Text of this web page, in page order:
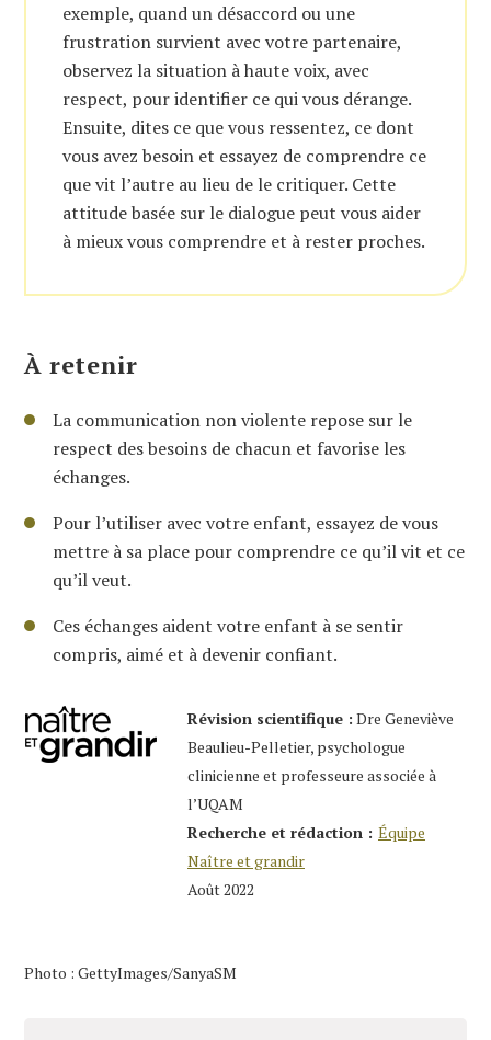
exemple, quand un désaccord ou une
frustration survient avec votre partenaire,
observez la situation à haute voix, avec
respect, pour identifier ce qui vous dérange.
Ensuite, dites ce que vous ressentez, ce dont
vous avez besoin et essayez de comprendre ce
que vit l’autre au lieu de le critiquer. Cette
attitude basée sur le dialogue peut vous aider
à mieux vous comprendre et à rester proches.
À retenir
La communication non violente repose sur le
respect des besoins de chacun et favorise les
échanges.
Pour l’utiliser avec votre enfant, essayez de vous
mettre à sa place pour comprendre ce qu’il vit et ce
qu’il veut.
Ces échanges aident votre enfant à se sentir
compris, aimé et à devenir confiant.
Révision scientifique : Dre Geneviève
Beaulieu-Pelletier, psychologue
clinicienne et professeure associée à
l’UQAM
Recherche et rédaction : Équipe
Naître et grandir
Août 2022
Photo : GettyImages/SanyaSM